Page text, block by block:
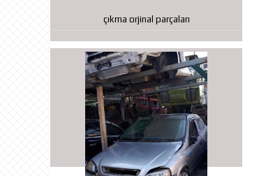
çıkma orjinal parçaları